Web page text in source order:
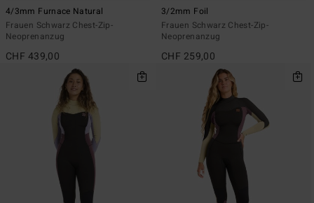
4/3mm Furnace Natural
Frauen Schwarz Chest-Zip-
Neoprenanzug
CHF 439,00
3/2mm Foil
Frauen Schwarz Chest-Zip-
Neoprenanzug
CHF 259,00